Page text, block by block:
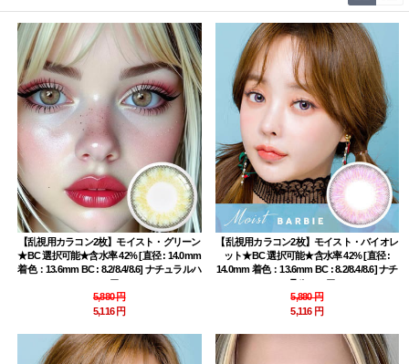
【乱視用カラコン2枚】モイスト・グリーン
★BC 選択可能★含水率 42% [直径 : 14.0mm
着色：13.6mm BC : 8.2/8.4/8.6] ナチュラルハ
ーフ
5,880 円
5,116 円
【乱視用カラコン2枚】モイスト・バイオレ
ット★BC 選択可能★含水率 42% [直径 :
14.0mm 着色：13.6mm BC : 8.2/8.4/8.6] ナチ
ュラルハーフ
5,880 円
5,116 円